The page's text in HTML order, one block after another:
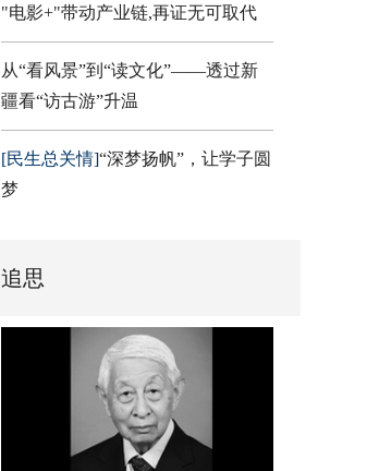
"电影+"带动产业链,再证无可取代
从“看风景”到“读文化”——透过新
疆看“访古游”升温
[民生总关情]“深梦扬帆”，让学子圆
梦
追思